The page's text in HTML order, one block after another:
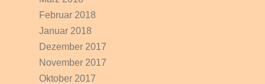
Februar 2018
Januar 2018
Dezember 2017
November 2017
Oktober 2017